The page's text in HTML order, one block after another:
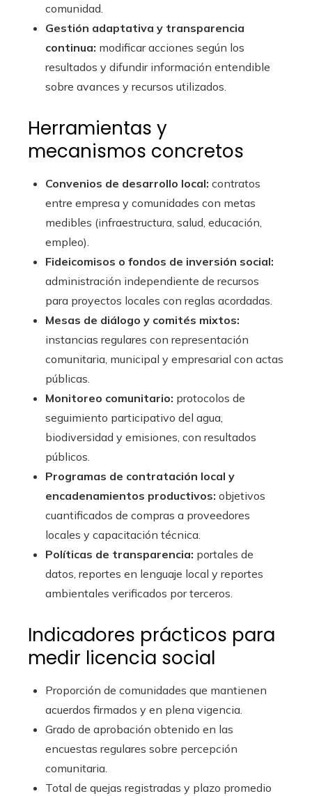
comunidad.
Gestión adaptativa y transparencia
continua: modificar acciones según los
resultados y difundir información entendible
sobre avances y recursos utilizados.
Herramientas y
mecanismos concretos
Convenios de desarrollo local: contratos
entre empresa y comunidades con metas
medibles (infraestructura, salud, educación,
empleo).
Fideicomisos o fondos de inversión social:
administración independiente de recursos
para proyectos locales con reglas acordadas.
Mesas de diálogo y comités mixtos:
instancias regulares con representación
comunitaria, municipal y empresarial con actas
públicas.
Monitoreo comunitario: protocolos de
seguimiento participativo del agua,
biodiversidad y emisiones, con resultados
públicos.
Programas de contratación local y
encadenamientos productivos: objetivos
cuantificados de compras a proveedores
locales y capacitación técnica.
Políticas de transparencia: portales de
datos, reportes en lenguaje local y reportes
ambientales verificados por terceros.
Indicadores prácticos para
medir licencia social
Proporción de comunidades que mantienen
acuerdos firmados y en plena vigencia.
Grado de aprobación obtenido en las
encuestas regulares sobre percepción
comunitaria.
Total de quejas registradas y plazo promedio